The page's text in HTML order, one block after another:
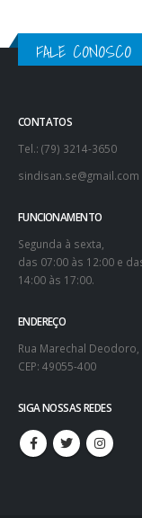
FALE CONOSCO
CONTATOS
Tel.: (79) 3214-3650
sindisan.se@gmail.com
FUNCIONAMENTO
Segunda à sexta,
das 07:00 às 12:00 e
14:00 às 17:00.
ENDEREÇO
Rua Marechal Deodoro,
CEP: 49055-400
SIGA NOSSAS REDES